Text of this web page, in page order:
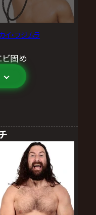
イ・フジムラ
固め